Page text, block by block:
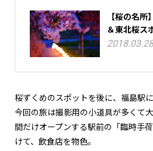
【桜の名
＆東北桜ス
2018.03.28
桜ずくめのスポットを後に、福島駅
今回の旅は撮影用の小道具が多くて
間だけオープンする駅前の「臨時手
けて、飲食店を物色。